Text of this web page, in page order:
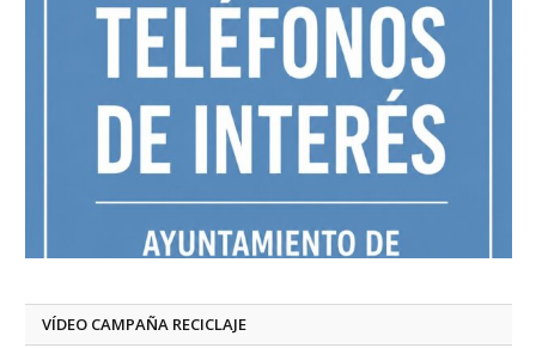
VÍDEO CAMPAÑA RECICLAJE